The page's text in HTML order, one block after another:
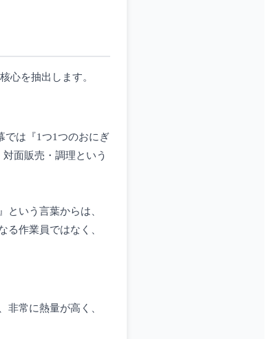
心を抽出します。
では『1つ1つのおにぎ
面販売・調理という
いう言葉からは、
作業員ではなく、
常に熱量が高く、